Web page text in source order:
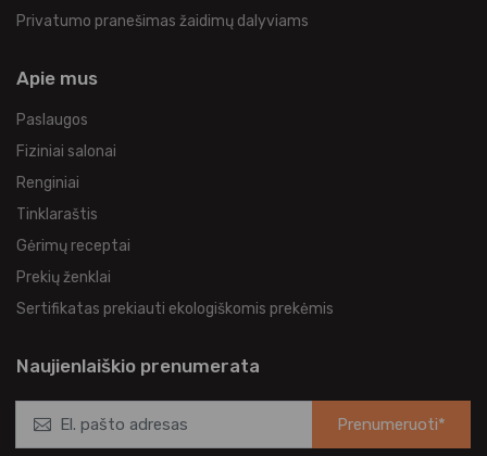
Privatumo pranešimas žaidimų dalyviams
Apie mus
Paslaugos
Fiziniai salonai
Renginiai
Tinklaraštis
Gėrimų receptai
Prekių ženklai
Sertifikatas prekiauti ekologiškomis prekėmis
Naujienlaiškio prenumerata
Prenumeruoti*